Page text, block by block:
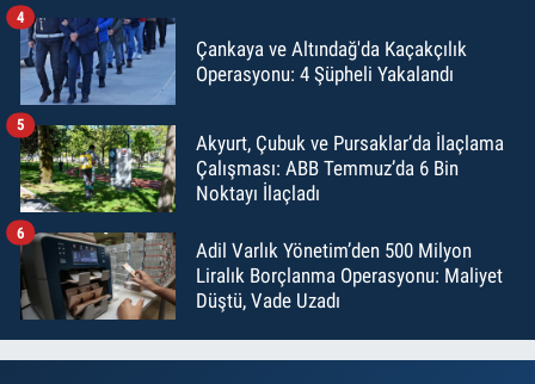
Çankaya ve Altındağ'da Kaçakçılık
Operasyonu: 4 Şüpheli Yakalandı
4
Akyurt, Çubuk ve Pursaklar’da İlaçlama
Çalışması: ABB Temmuz’da 6 Bin
Noktayı İlaçladı
5
Adil Varlık Yönetim’den 500 Milyon
Liralık Borçlanma Operasyonu: Maliyet
Düştü, Vade Uzadı
6